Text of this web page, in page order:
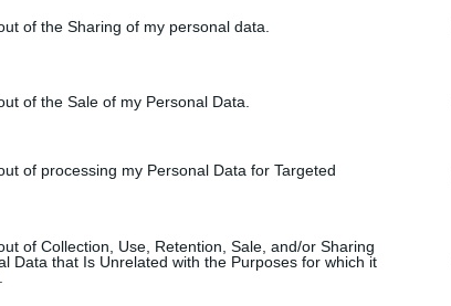
of the Sharing of my personal data.
of the Sale of my Personal Data.
of processing my Personal Data for Targeted
of Collection, Use, Retention, Sale, and/or Sharing
Data that Is Unrelated with the Purposes for which it